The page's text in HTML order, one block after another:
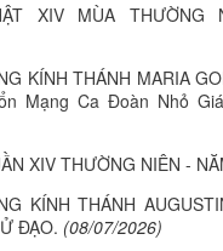
XIV MÙA
KÍNH THÁNH MARIA
Mạng Ca Đoàn Nhỏ
XIV THƯỜNG NIÊN -
KÍNH THÁNH
ĐẠO. (08/07/2026)